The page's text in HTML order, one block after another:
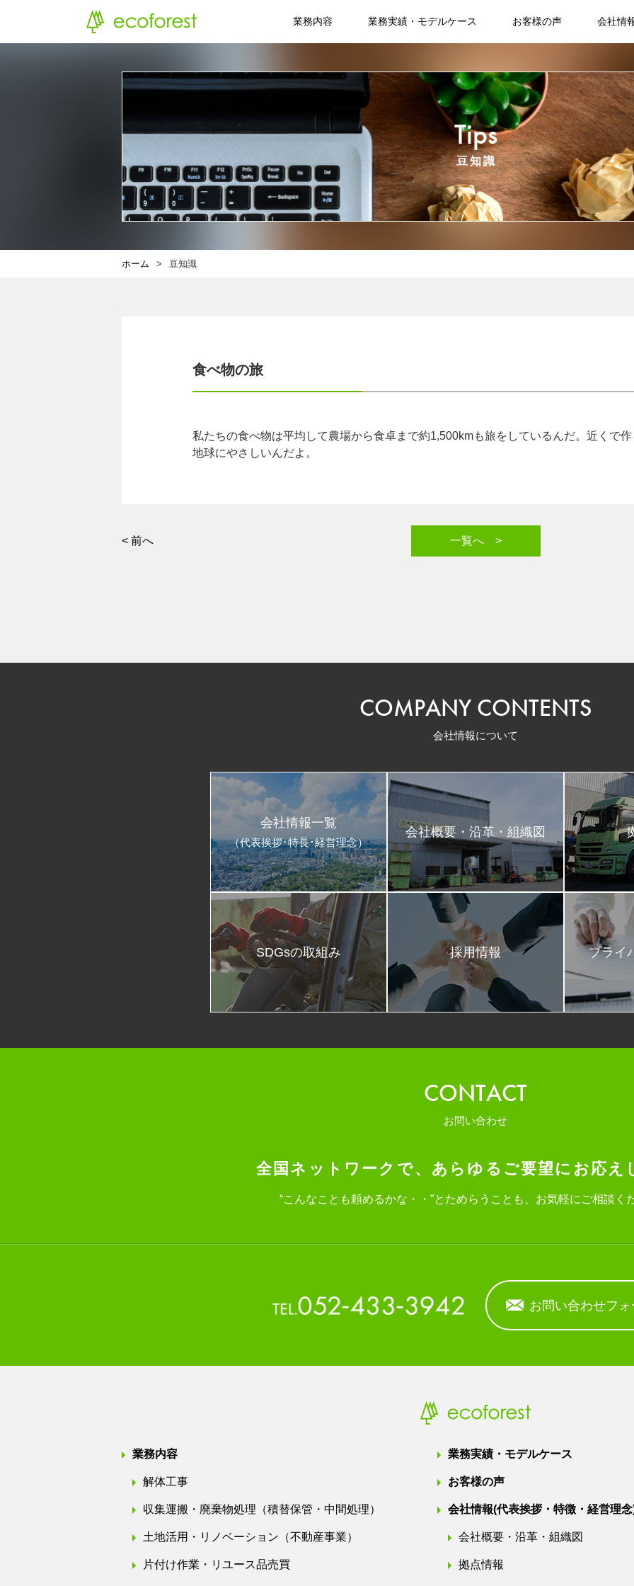
業務内容 業務実績・モデルケース お客様の声 会社情
Tips
豆知識
ホーム 豆知識
食べ物の旅
私たちの食べ物は平均して農場から食卓まで約1,500kmも旅をしているんだ。近くで
地球にやさしいんだよ。
< 前へ 一覧へ >
COMPANY CONTENTS
会社情報について
会社情報一覧
（代表挨拶･特長･経営理念）
会社概要・沿革・組織図
SDGsの取組み 採用情報 プライ
CONTACT
お問い合わせ
全国ネットワークで、 あらゆるご要望にお応え
“こんなことも頼めるかな・・”と ためらうことも、お気軽にご相談く
お問い合わせフォ
業務内容
解体工事
収集運搬・廃棄物処理（積替保管・中間処理）
土地活用・リノベーション（不動産事業）
片付け作業・リユース品売買
業務実績・モデルケース
お客様の声
会社情報(代表挨拶・特徴・経営理
会社概要・沿革・組織図
拠点情報